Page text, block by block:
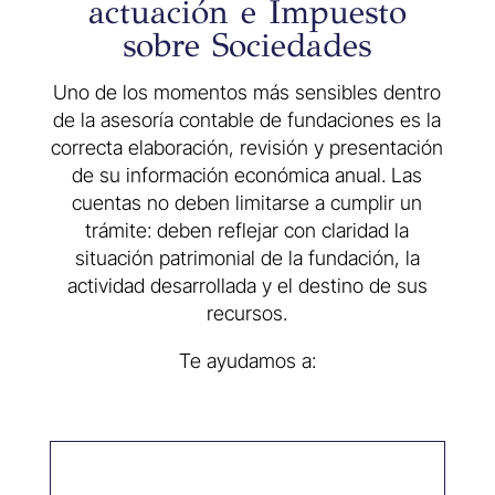
actuación e Impuesto
sobre Sociedades
Uno de los momentos más sensibles dentro
de la asesoría contable de fundaciones es la
correcta elaboración, revisión y presentación
de su información económica anual. Las
cuentas no deben limitarse a cumplir un
trámite: deben reflejar con claridad la
situación patrimonial de la fundación, la
actividad desarrollada y el destino de sus
recursos.
Te ayudamos a: